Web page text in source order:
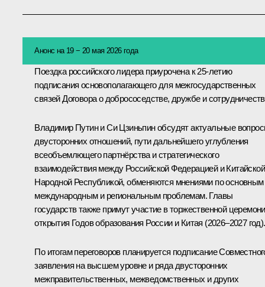
Анонс на 19 − 20 мая 2026 года
Поездка российского лидера приурочена к 25-летию
подписания основополагающего для межгосударственных
связей Договора о добрососедстве, дружбе и
Владимир Путин и Си Цзиньпин обсудят актуальные
двусторонних отношений, пути дальнейшего углубления
всеобъемлющего партнёрства и стратегического
взаимодействия между Российской Федерацией и Китайской
Народной Республикой, обменяются мнениями по основным
международным и региональным проблемам. Главы
государств также примут участие в торжественной
открытия Годов образования России и Китая (2026–2027 год).
По итогам переговоров планируется подписание
заявления на высшем уровне и ряда двусторонних
межправительственных, межведомственных и других